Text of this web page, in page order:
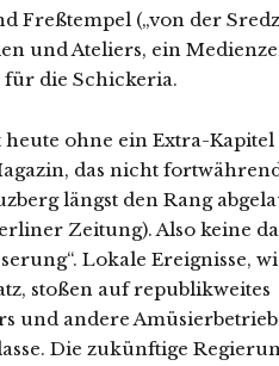
Freßtempel („von der
und Ateliers, ein
für die Schickeria.
ohne ein Extra-
das nicht
längst den Rang
Zeitung). Also keine
Lokale Ereignisse,
stoßen auf republikweites
und andere
Die zukünftige